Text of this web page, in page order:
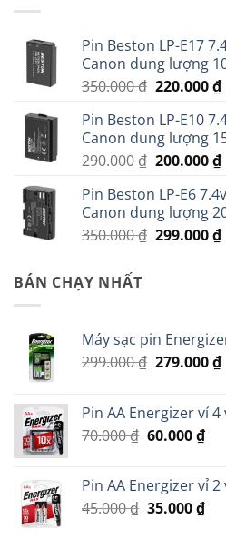
Pin Beston LP-E17
Canon dung lượng
350.000₫ Giá
là:
350.000 ₫.
220.000₫
Pin Beston LP-E10
Canon dung lượng
290.000₫ Giá
là:
290.000 ₫.
200.000₫
Pin Beston LP-E6
Canon dung lượng
350.000₫ Giá
299.000₫
BÁN CHẠY NHẤT
Máy sạc pin
299.000₫ Giá
299.000 ₫.
279.000₫
Pin AA Energizer vỉ 4
70.000₫ Giá
70.000 ₫.
60.000₫Giá
là:
Pin AA Energizer vỉ 2
45.000₫ Giá
35.000₫Giá